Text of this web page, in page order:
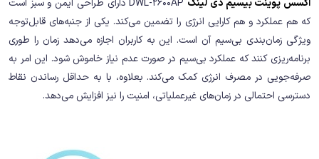
اکسس پوینت بیسیم دی لینک
DWL-2600AP دارای طراحی ایمن و سبز است
که هم عملکرد و هم کارایی انرژی را تضمین می‌کند. یکی از جنبه‌های قابل‌توجه
ویژگی زمان‌بندی بی‌سیم آن است. این به کاربران اجازه می‌دهد زمان را طوری
برنامه‌ریزی کنند که عملکرد بی‌سیم در صورت عدم نیاز خاموش شود. این امر به
صرفه‌جویی در مصرف انرژی کمک می‌کند. بعلاوه، با به حداقل رساندن نقاط
دسترسی احتمالی در زمان‌های غیرعملیاتی، امنیت را نیز افزایش می‌دهد.